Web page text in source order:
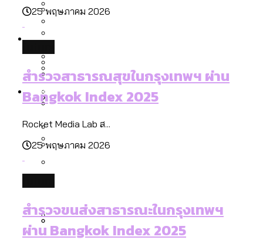
Vote62 ขอบคุณประชาชนที่ร่วม
เรียนที่เราได้รับจากเลือกตั้ง กรุงเทพฯ –
กทม. มีอำนาจแค่ไหน ในการแก้ปัญหาให้คน
ที่อาศัยอยู่ในกรุงเทพฯ
ขยะของคน กทม. ที่ยังถูกนำไปทิ้งที่
ฉะเชิงเทรา นครปฐม และล่าสุดที่กาญจนบุรี
งบระบายน้ำ-ป้องกันน้ำท่วม 4 ปี (2566-
2569) ของ กทม. ในยุคชัชชาติ ลงเขตไหน
Speech ที่ถูกผลิตซ้ำผ่านวิดีโอ AI ในช่วง
ความขัดแย้งไทย-กัมพูชา
กรุงเทพฯ เมืองคอนเสิร์ต : สำรวจ
คอนเสิร์ตและแฟนมีตติ้งในไทยจำนวน 526
งาน ตั้งแต่ปี 2023-2024
ค่าฝุ่นในกรุงเทพฯ 2025 เทียบกับจำนวน
ควันบุหรี่ที่เข้าปอด [ข้อมูลดิบ]
สำรวจเศรษฐกิจในกรุงเทพฯ ผ่าน
สำรวจงบประมาณรายเขตในกรุงเทพฯ
ผ่าน Bangkok Index 2025
สำรวจสังคมผู้สูงอายุไทย : 6 จังหวัดเป็น
สังคมสูงวัยระดับสุดยอด และ 64 จังหวัดที่
ตายมากกว่าเกิด
กรุงเทพฯ เมืองสังคมผู้สูงอายุ [ข้อมูลดิบ]
กรุงเทพฯ เมืองสังคมผู้สูงอายุ : 36 เขตมี
คนตายมากกว่าคนเกิด 18 เขตเป็นสังคมผู้
สูงอายุระดับสุดยอด
สำรวจเหตุไฟไหม้ในกรุงเทพฯ 2568
[ข้อมูลดิบ]
[ข้อมูลดิบ]
Project
Bangkok Index
Bangkok Index 2022
DEMO Thailand
About Us
25 พฤษภาคม 2026
สำรวจสาธารณสุขในกรุงเทพฯ ผ่าน
Bangkok Index 2025
Rocket Media Lab ส...
25 พฤษภาคม 2026
สำรวจขนส่งสาธารณะในกรุงเทพฯ
ผ่าน Bangkok Index 2025